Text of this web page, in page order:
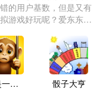
的用户基数，但是又有
游戏好玩呢？爱东东手
验。
我是一只猴
骰子大亨